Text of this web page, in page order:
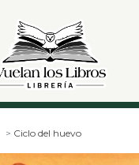
Ciclo del huevo